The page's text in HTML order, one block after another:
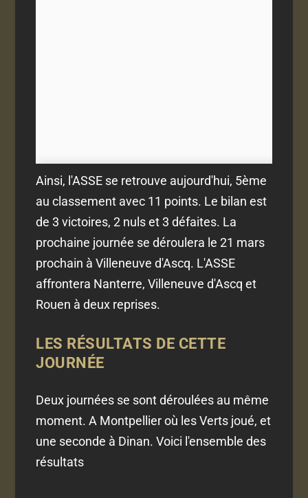
Ainsi, l'ASSE se retrouve aujourd'hui, 5ème
au classement avec 11 points. Le bilan est
de 3 victoires, 2 nuls et 3 défaites. La
prochaine journée se déroulera le 21 mars
prochain à Villeneuve d'Ascq. L'ASSE
affrontera Nanterre, Villeneuve d'Ascq et
Rouen à deux reprises.
LES RÉSULTATS DE CETTE
JOURNÉE
Deux journées se sont déroulées au même
moment. A Montpellier où les Verts joué, et
une seconde à Dinan. Voici l'ensemble des
résultats